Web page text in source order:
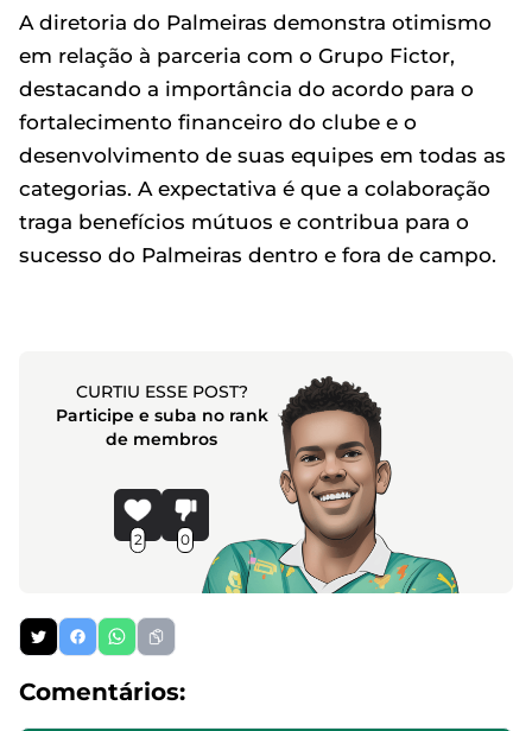
A diretoria do Palmeiras demonstra otimismo
em relação à parceria com o Grupo Fictor,
destacando a importância do acordo para o
fortalecimento financeiro do clube e o
desenvolvimento de suas equipes em todas as
categorias. A expectativa é que a colaboração
traga benefícios mútuos e contribua para o
sucesso do Palmeiras dentro e fora de campo.
CURTIU ESSE POST?
Participe e suba no rank
de membros
2 0
Comentários: